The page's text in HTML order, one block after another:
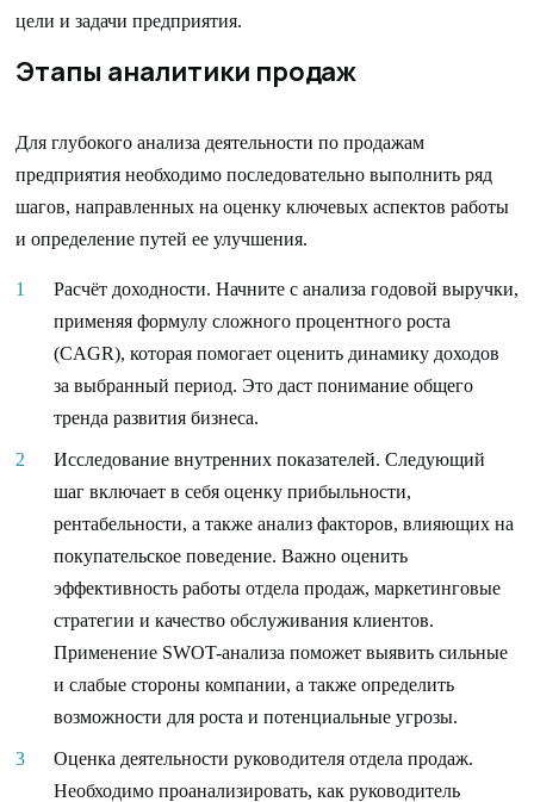
цели и задачи предприятия.
Этапы аналитики продаж
Для глубокого анализа деятельности по продажам
предприятия необходимо последовательно выполнить ряд
шагов, направленных на оценку ключевых аспектов работы
и определение путей ее улучшения.
Расчёт доходности. Начните с анализа годовой выручки,
применяя формулу сложного процентного роста
(CAGR), которая помогает оценить динамику доходов
за выбранный период. Это даст понимание общего
тренда развития бизнеса.
Исследование внутренних показателей. Следующий
шаг включает в себя оценку прибыльности,
рентабельности, а также анализ факторов, влияющих на
покупательское поведение. Важно оценить
эффективность работы отдела продаж, маркетинговые
стратегии и качество обслуживания клиентов.
Применение SWOT-анализа поможет выявить сильные
и слабые стороны компании, а также определить
возможности для роста и потенциальные угрозы.
Оценка деятельности руководителя отдела продаж.
Необходимо проанализировать, как руководитель